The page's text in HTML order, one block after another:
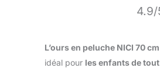
4.9/
L’ours en peluche NICI 70 cm
idéal pour les enfants de